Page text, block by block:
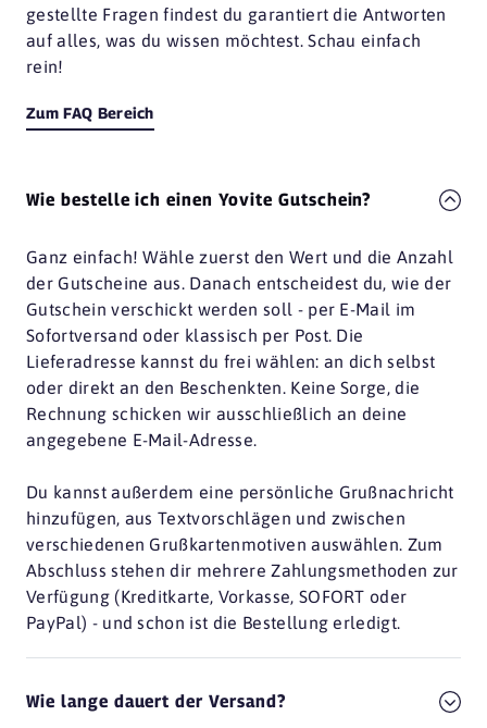
gestellte Fragen findest du garantiert die Antworten
auf alles, was du wissen möchtest. Schau einfach
rein!
Zum FAQ Bereich
Wie bestelle ich einen Yovite Gutschein?
Ganz einfach! Wähle zuerst den Wert und die Anzahl
der Gutscheine aus. Danach entscheidest du, wie der
Gutschein verschickt werden soll - per E-Mail im
Sofortversand oder klassisch per Post. Die
Lieferadresse kannst du frei wählen: an dich selbst
oder direkt an den Beschenkten. Keine Sorge, die
Rechnung schicken wir ausschließlich an deine
angegebene E-Mail-Adresse.
Du kannst außerdem eine persönliche Grußnachricht
hinzufügen, aus Textvorschlägen und zwischen
verschiedenen Grußkartenmotiven auswählen. Zum
Abschluss stehen dir mehrere Zahlungsmethoden zur
Verfügung (Kreditkarte, Vorkasse, SOFORT oder
PayPal) - und schon ist die Bestellung erledigt.
Wie lange dauert der Versand?